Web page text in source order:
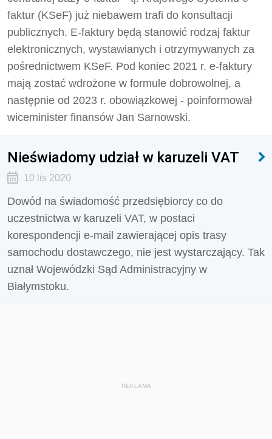
faktur (KSeF) już niebawem trafi do konsultacji
publicznych. E-faktury będą stanowić rodzaj faktur
elektronicznych, wystawianych i otrzymywanych za
pośrednictwem KSeF. Pod koniec 2021 r. e-faktury
mają zostać wdrożone w formule dobrowolnej, a
następnie od 2023 r. obowiązkowej - poinformował
wiceminister finansów Jan Sarnowski.
Nieświadomy udział w karuzeli VAT
10 lis 2020
Dowód na świadomość przedsiębiorcy co do
uczestnictwa w karuzeli VAT, w postaci
korespondencji e-mail zawierającej opis trasy
samochodu dostawczego, nie jest wystarczający. Tak
uznał Wojewódzki Sąd Administracyjny w
Białymstoku.
REKLAMA